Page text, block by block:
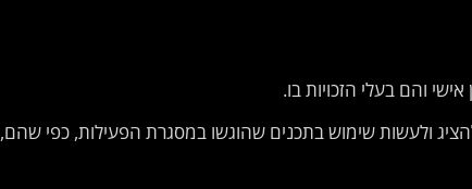
ולעשות שימוש בתכנים שהוגשו במסגרת הפעילות, כפי שהם,